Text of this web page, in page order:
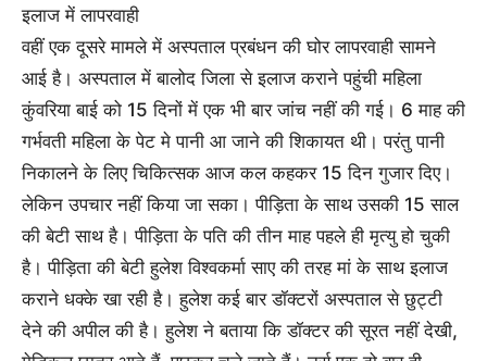
इलाज में लापरवाही
वहीं एक दूसरे मामले में अस्पताल प्रबंधन की घोर लापरवाही सामने
आई है। अस्पताल में बालोद जिला से इलाज कराने पहुंची महिला
कुंवरिया बाई को 15 दिनों में एक भी बार जांच नहीं की गई। 6 माह की
गर्भवती महिला के पेट मे पानी आ जाने की शिकायत थी। परंतु पानी
निकालने के लिए चिकित्सक आज कल कहकर 15 दिन गुजार दिए।
लेकिन उपचार नहीं किया जा सका। पीड़िता के साथ उसकी 15 साल
की बेटी साथ है। पीड़िता के पति की तीन माह पहले ही मृत्यु हो चुकी
है। पीड़िता की बेटी हुलेश विश्वकर्मा साए की तरह मां के साथ इलाज
कराने धक्के खा रही है। हुलेश कई बार डॉक्टरों अस्पताल से छुट्टी
देने की अपील की है। हुलेश ने बताया कि डॉक्टर की सूरत नहीं देखी,